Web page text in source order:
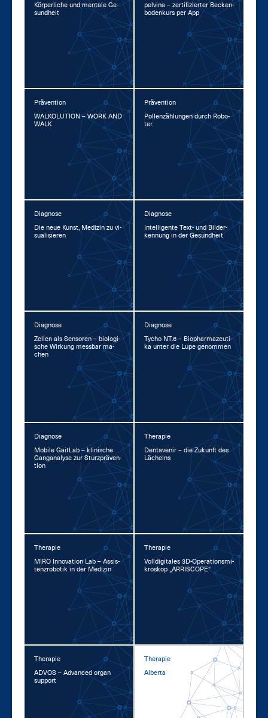
Kör­per­li­che und men­ta­le Ge­
sund­heit
pel­vina – zer­ti­fi­zier­ter Be­cken­
bo­den­kurs per App
Prävention
WAL­KO­LU­TI­ON – WORK AND
WALK
Prävention
Pol­len­zäh­lun­gen durch Ro­bo­
ter
Diagnose
Die neue Kunst, Me­di­zin zu vi­
sua­li­sie­ren
Diagnose
In­tel­li­gen­te Text- und Bil­der­
ken­nung in der Ge­sund­heit
Diagnose
Zel­len als Sen­so­ren – bio­lo­gi­
sche Wir­kung mess­bar ma­
chen
Diagnose
Ty­cho NT.6 – Bio­phar­ma­zeu­ti­
ka un­ter die Lu­pe ge­nom­men
Diagnose
Mo­bi­le GaitLab – kli­ni­sche
Gan­gana­ly­se zur Sturz­prä­ven­
ti­on
Therapie
Den­ta­ve­nir – die Zu­kunft des
Lä­chelns
Therapie
MI­RO In­no­va­ti­on Lab – As­sis­
tenz­ro­bo­tik in der Me­di­zin
Therapie
Voll­di­gi­ta­les 3D-Ope­ra­ti­ons­mi­
kro­skop „AR­RI­SCOPE“
Therapie
AD­VOS – Ad­van­ced or­gan
sup­port
Therapie
Al­ber­ta